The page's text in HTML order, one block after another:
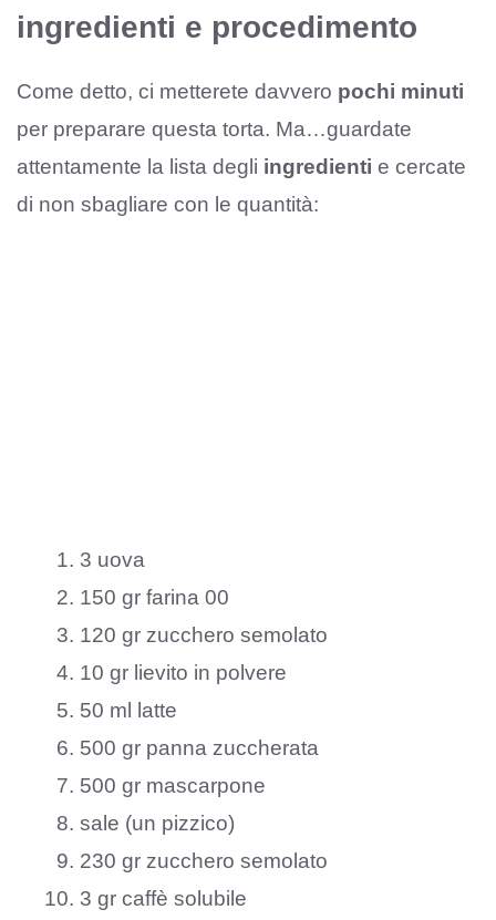
ingredienti e procedimento
Come detto, ci metterete davvero pochi minuti
per preparare questa torta. Ma…guardate
attentamente la lista degli ingredienti e cercate
di non sbagliare con le quantità:
3 uova
150 gr farina 00
120 gr zucchero semolato
10 gr lievito in polvere
50 ml latte
500 gr panna zuccherata
500 gr mascarpone
sale (un pizzico)
230 gr zucchero semolato
3 gr caffè solubile